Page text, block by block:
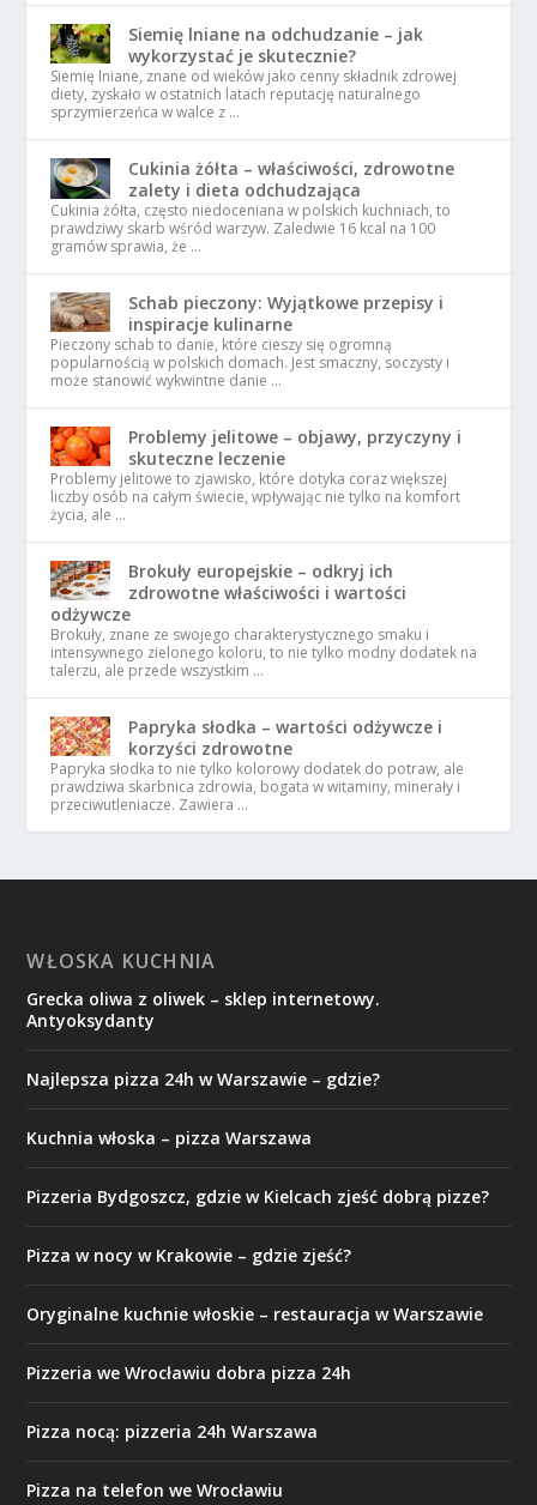
Siemię lniane na odchudzanie – jak
wykorzystać je skutecznie?
Siemię lniane, znane od wieków jako cenny składnik zdrowej
diety, zyskało w ostatnich latach reputację naturalnego
sprzymierzeńca w walce z …
Cukinia żółta – właściwości, zdrowotne
zalety i dieta odchudzająca
Cukinia żółta, często niedoceniana w polskich kuchniach, to
prawdziwy skarb wśród warzyw. Zaledwie 16 kcal na 100
gramów sprawia, że …
Schab pieczony: Wyjątkowe przepisy i
inspiracje kulinarne
Pieczony schab to danie, które cieszy się ogromną
popularnością w polskich domach. Jest smaczny, soczysty i
może stanowić wykwintne danie …
Problemy jelitowe – objawy, przyczyny i
skuteczne leczenie
Problemy jelitowe to zjawisko, które dotyka coraz większej
liczby osób na całym świecie, wpływając nie tylko na komfort
życia, ale …
Brokuły europejskie – odkryj ich
zdrowotne właściwości i wartości
odżywcze
Brokuły, znane ze swojego charakterystycznego smaku i
intensywnego zielonego koloru, to nie tylko modny dodatek na
talerzu, ale przede wszystkim …
Papryka słodka – wartości odżywcze i
korzyści zdrowotne
Papryka słodka to nie tylko kolorowy dodatek do potraw, ale
prawdziwa skarbnica zdrowia, bogata w witaminy, minerały i
przeciwutleniacze. Zawiera …
WŁOSKA KUCHNIA
Grecka oliwa z oliwek – sklep internetowy.
Antyoksydanty
Najlepsza pizza 24h w Warszawie – gdzie?
Kuchnia włoska – pizza Warszawa
Pizzeria Bydgoszcz, gdzie w Kielcach zjeść dobrą pizze?
Pizza w nocy w Krakowie – gdzie zjeść?
Oryginalne kuchnie włoskie – restauracja w Warszawie
Pizzeria we Wrocławiu dobra pizza 24h
Pizza nocą: pizzeria 24h Warszawa
Pizza na telefon we Wrocławiu